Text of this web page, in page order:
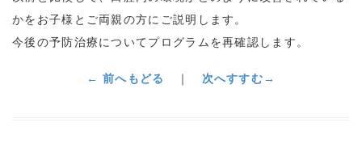
かをお子様とご両親の方にご説明します。
今後の予防治療についてプログラムを再確認します。
← 前へもどる ｜ 次へすすむ→